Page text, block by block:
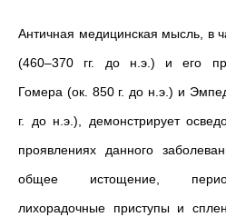
Античная медицинская мысль, в
(460–370 гг. до н.э.) и его
Гомера (ок. 850 г. до н.э.) и
г. до н.э.), демонстрирует
проявлениях данного
общее истощение,
лихорадочные приступы и